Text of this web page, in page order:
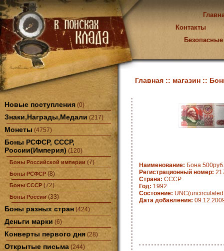
Контакты
Новые поступления (0)
Знаки,Награды,Медали (217)
Монеты (4757)
Боны РСФСР, СССР,
России(Империя) (120)
Боны Российской империи (7)
Боны РСФСР (8)
Боны СССР (72)
Боны России(33)
Боны разных стран (424)
Деньги марки (6)
Конверты первого дня (28)
Открытые письма (244)
Главная :: магазин ::
Наименование: Бона
Регистрационный номер:
Страна: CCCP
Год: 1992
Состояние:
Дата добавления: